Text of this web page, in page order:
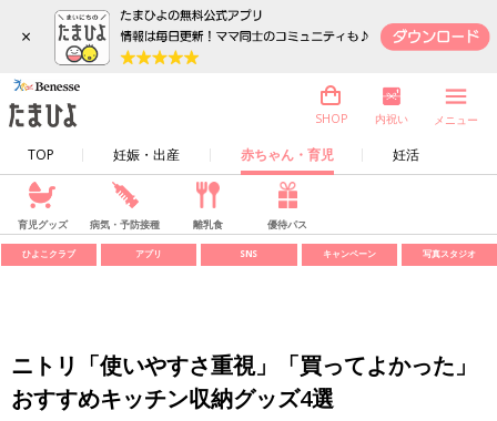
×
TOP 妊娠・出産 赤ちゃん・育児 妊活
SHOP 内祝い メニュー
育児グッズ 病気・予防接種 離乳食 優待パス
ひよこクラブ アプリ SNS キャンペーン 写真スタジオ
ニトリ「使いやすさ重視」「買ってよかった」
おすすめキッチン収納グッズ4選